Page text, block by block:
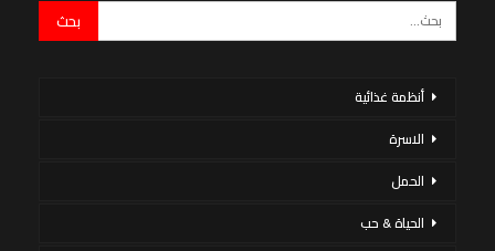
أنظمة غذائية
الاسرة
الحمل
الحياة & حب